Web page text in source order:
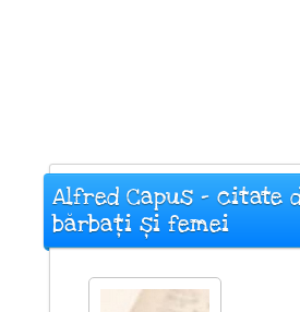
Alfred Capus - citate
bărbați și femei